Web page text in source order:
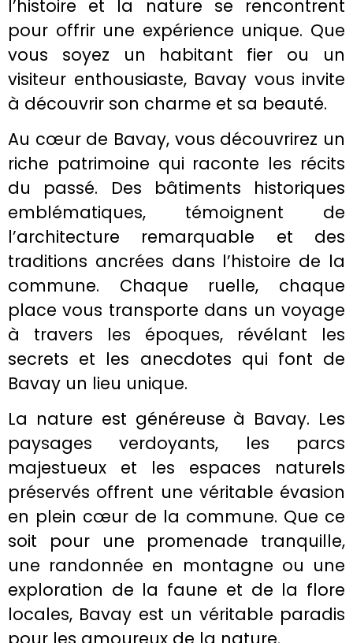
l’histoire et la nature se rencontrent
pour offrir une expérience unique. Que
vous soyez un habitant fier ou un
visiteur enthousiaste, Bavay vous invite
à découvrir son charme et sa beauté.
Au cœur de Bavay, vous découvrirez un
riche patrimoine qui raconte les récits
du passé. Des bâtiments historiques
emblématiques, témoignent de
l’architecture remarquable et des
traditions ancrées dans l’histoire de la
commune. Chaque ruelle, chaque
place vous transporte dans un voyage
à travers les époques, révélant les
secrets et les anecdotes qui font de
Bavay un lieu unique.
La nature est généreuse à Bavay. Les
paysages verdoyants, les parcs
majestueux et les espaces naturels
préservés offrent une véritable évasion
en plein cœur de la commune. Que ce
soit pour une promenade tranquille,
une randonnée en montagne ou une
exploration de la faune et de la flore
locales, Bavay est un véritable paradis